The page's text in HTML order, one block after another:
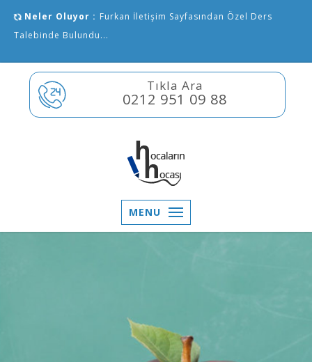
Neler Oluyor : Furkan İletişim Sayfasından Özel Ders
Talebinde Bulundu...
Tıkla Ara
0212 951 09 88
MENU